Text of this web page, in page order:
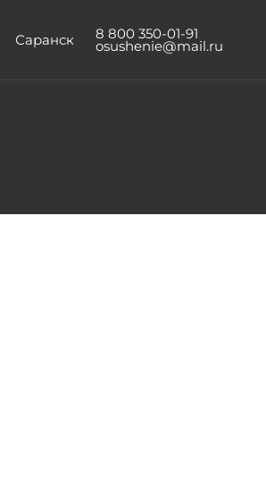
Саранск 8 800 350-01-91
osushenie@mail.ru